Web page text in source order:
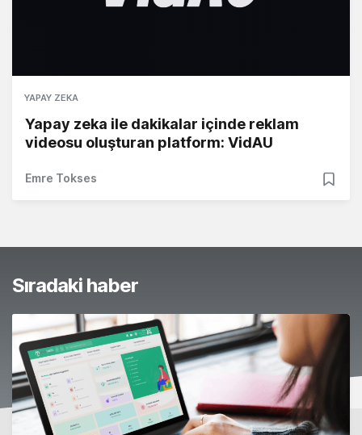
YAPAY ZEKA
Yapay zeka ile dakikalar içinde reklam
videosu oluşturan platform: VidAU
Emre Tokses
Sıradaki haber